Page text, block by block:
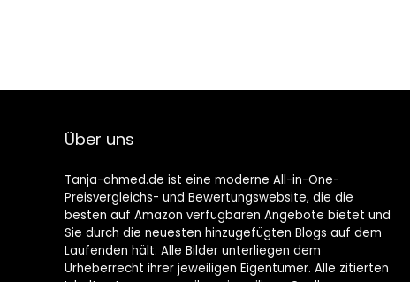
Über uns
Tanja-ahmed.de ist eine moderne All-in-One-
Preisvergleichs- und Bewertungswebsite, die die
besten auf Amazon verfügbaren Angebote bietet und
Sie durch die neuesten hinzugefügten Blogs auf dem
Laufenden hält. Alle Bilder unterliegen dem
Urheberrecht ihrer jeweiligen Eigentümer. Alle zitierten